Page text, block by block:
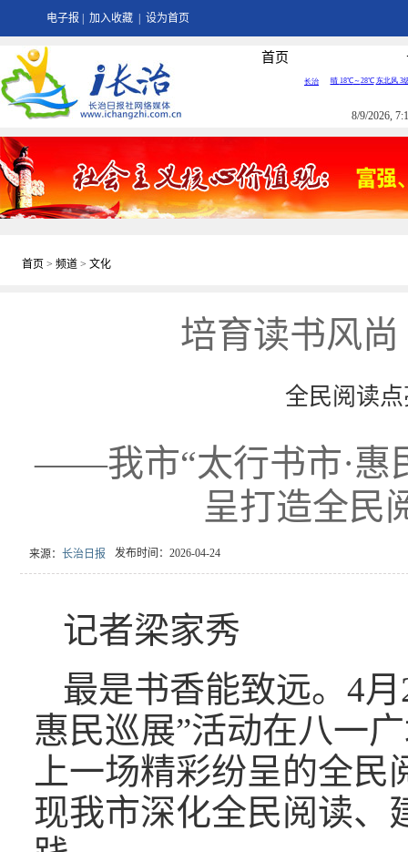
电子报 加入收藏 设为首页
首页
8/9/2026,
首页 > 频道 > 文化
培育读书风
全民阅读
——我市“太行书市·惠
呈打造全民
来源： 长治日报 发布时间：2026-04-24
记者梁家秀
最是书香能致远。4
惠民巡展”活动在八一
上一场精彩纷呈的全
现我市深化全民阅读、